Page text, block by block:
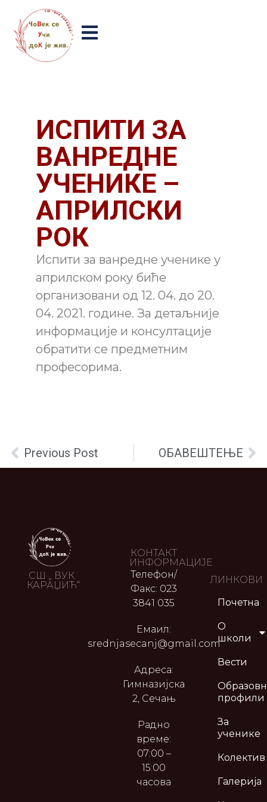
ИСПИТИ ЗА
ВАНРЕДНЕ
УЧЕНИКЕ –
АПРИЛСКИ
РОК
Испити за ванредне ученике у
априлском року биће
организовани од 12. 04. до 20.
04. 2021. године. За детаљније
информације и консултације
обратити се предметним
професорима.
Previous Post ОБАВЕШТЕЊЕ
СШ „ ВУК
КАРАЏИЋ“
КОНТАКТ
ИНФОРМАЦИЈЕ
Телефон/
Факс: 023
3841 035
Емаил:
srednjasecanj@gmail.com
Адреса:
Гимназијска
2, Сечањ
Радно
време:
07:00 –
15:00
часова
ЛИНКОВИ
Почетна
О
школи
Вести
профили
За
ученике
Колектив
Галерија